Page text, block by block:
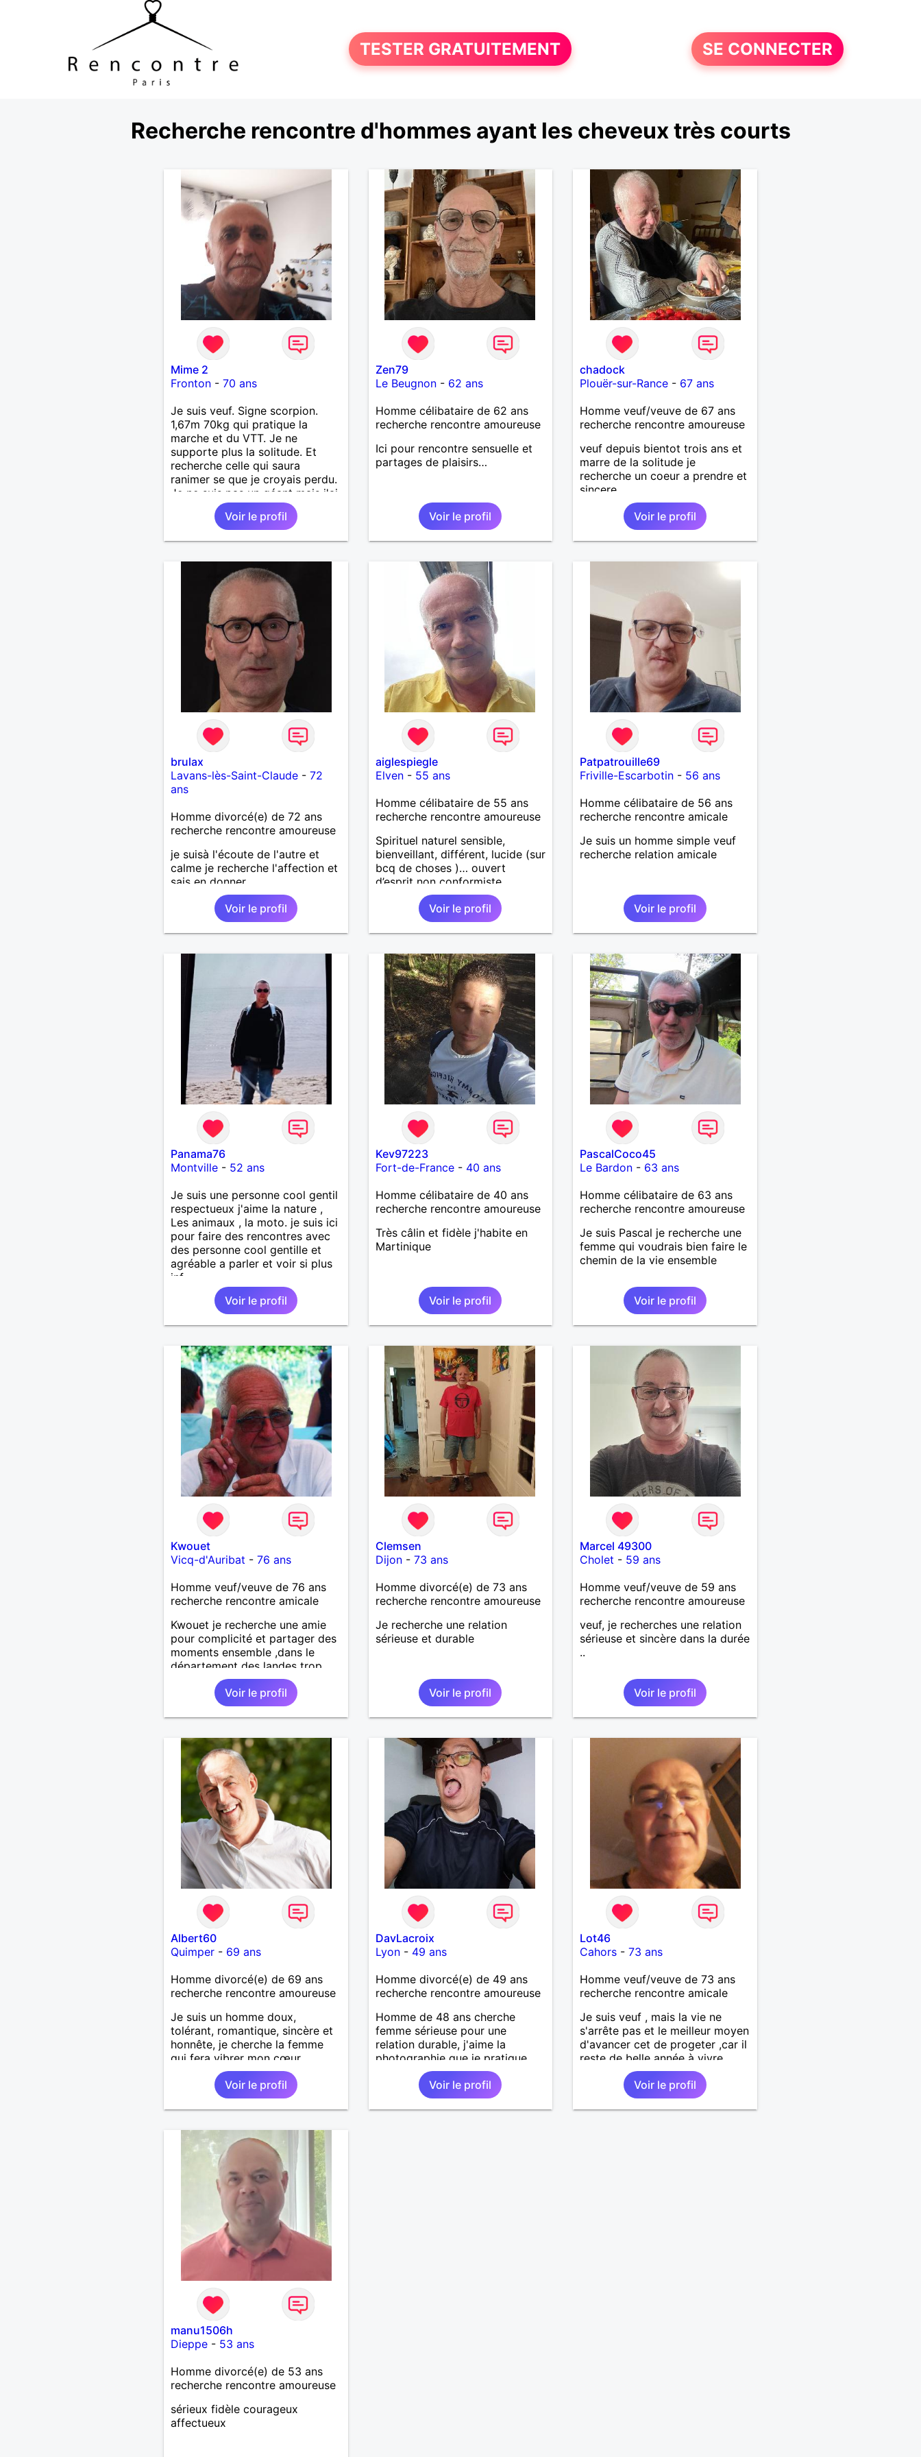
TESTER GRATUITEMENT SE CONNECTER
Recherche rencontre d'hommes ayant les cheveux très courts
Mime 2
Fronton- 70 ans
Je suis veuf. Signe scorpion.
1,67m 70kg qui pratique la
marche et du VTT. Je ne
supporte plus la solitude. Et
recherche celle qui saura
ranimer se que je croyais perdu.
Je ne suis pas un géant mais j'ai
un gros coeur. Je supporte pas
le mensonge l'hypocrisie. J'aime
la franchise et l'honnêteté. Les
contacter moi.
Voir le profil
Zen79
Le Beugnon- 62 ans
Homme célibataire de 62 ans
recherche rencontre amoureuse
Ici pour rencontre sensuelle et
partages de plaisirs…
Voir le profil
chadock
Plouër-sur-Rance - 67 ans
Homme veuf/veuve de 67 ans
recherche rencontre amoureuse
veuf depuis bientot trois ans et
marre de la solitude je
recherche un coeur a prendre et
sincere
Voir le profil
brulax
Lavans-lès-Saint-Claude- 72
ans
Homme divorcé(e) de 72 ans
recherche rencontre amoureuse
je suisà l'écoute de l'autre et
calme je recherche l'affection et
sais en donner
Voir le profil
aiglespiegle
Elven- 55 ans
Homme célibataire de 55 ans
recherche rencontre amoureuse
Spirituel naturel sensible,
bienveillant, différent, lucide (sur
bcq de choses )… ouvert
d’esprit non conformiste.
Recherche en l’autre un peu la
même chose…Voir le profil
Patpatrouille69
Friville-Escarbotin - 56 ans
Homme célibataire de 56 ans
recherche rencontre amicale
Je suis un homme simple veuf
recherche relation amicale
Voir le profil
Panama76
Montville- 52 ans
Je suis une personne cool gentil
respectueux j'aime la nature ,
Les animaux , la moto. je suis ici
pour faire des rencontres avec
des personne cool gentille et
agréable a parler et voir si plus
inf
Voir le profil
Kev97223
Fort-de-France- 40 ans
Homme célibataire de 40 ans
recherche rencontre amoureuse
Très câlin et fidèle j'habite en
Martinique
Voir le profil
PascalCoco45
Le Bardon - 63 ans
Homme célibataire de 63 ans
recherche rencontre amoureuse
Je suis Pascal je recherche une
femme qui voudrais bien faire le
chemin de la vie ensemble
Voir le profil
Kwouet
Vicq-d'Auribat - 76 ans
Homme veuf/veuve de 76 ans
recherche rencontre amicale
Kwouet je recherche une amie
pour complicité et partager des
moments ensemble ,dans le
département des landes trop
loin c'est dèja un échec car la
distance est difficile a tenir ,je
vous remercie par avance bonne
journée ,
Voir le profil
Clemsen
Dijon- 73 ans
Homme divorcé(e) de 73 ans
recherche rencontre amoureuse
Je recherche une relation
sérieuse et durable
Voir le profil
Marcel 49300
Cholet - 59 ans
Homme veuf/veuve de 59 ans
recherche rencontre amoureuse
veuf, je recherches une relation
sérieuse et sincère dans la durée
..
Voir le profil
Albert60
Quimper- 69 ans
Homme divorcé(e) de 69 ans
recherche rencontre amoureuse
Je suis un homme doux,
tolérant, romantique, sincère et
honnête, je cherche la femme
qui fera vibrer mon cœur
Voir le profil
DavLacroix
Lyon- 49 ans
Homme divorcé(e) de 49 ans
recherche rencontre amoureuse
Homme de 48 ans cherche
femme sérieuse pour une
relation durable, j'aime la
photographie que je pratique,
mais l'art en général, j'aime
bricoler, marcher, resto, ciné,
mais aussi passer des moments
calme devant un bon film ou une
Voir le profil
Lot46
Cahors -73 ans
Homme veuf/veuve de 73 ans
recherche rencontre amicale
Je suis veuf , mais la vie ne
s'arrête pas et le meilleur moyen
d'avancer cet de progeter ,car il
reste de belle année à vivre.
Voir le profil
manu1506h
Dieppe- 53 ans
Homme divorcé(e) de 53 ans
recherche rencontre amoureuse
sérieux fidèle courageux
affectueux